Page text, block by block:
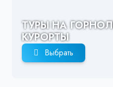
ТУРЫ НА
КУРОРТЫ
Выбрать